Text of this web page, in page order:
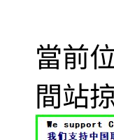
當前
間站